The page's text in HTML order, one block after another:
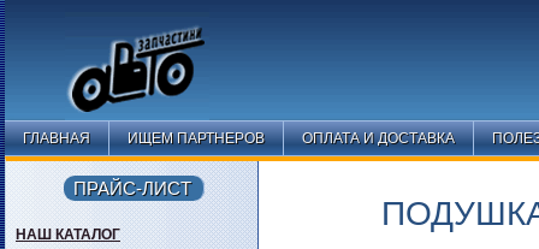
ГЛАВНАЯ ИЩЕМ ПАРТНЕРОВ ОПЛАТА И ДОСТАВКА
ПРАЙС-ЛИСТ
НАШ КАТАЛОГ